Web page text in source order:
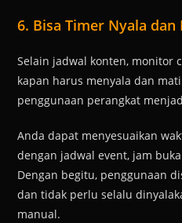
6. Bisa Timer Nyala
Selain jadwal konten, monitor
kapan harus menyala dan
penggunaan perangkat
Anda dapat menyesuaikan
dengan jadwal event, jam
Dengan begitu, penggunaan
dan tidak perlu selalu
manual.